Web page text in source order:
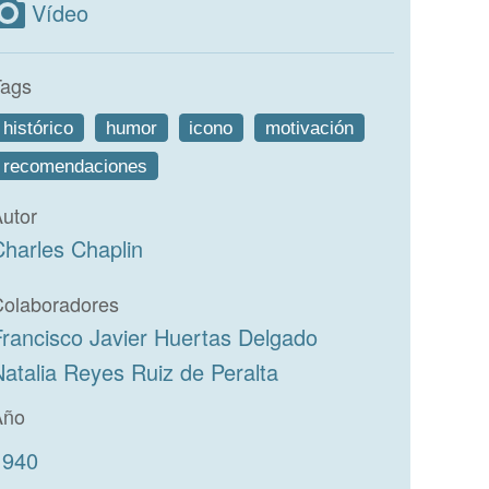
Vídeo
histórico humor icono
motivación
recomendaciones
Chaplin
Javier Huertas Delgado
Reyes Ruiz de Peralta